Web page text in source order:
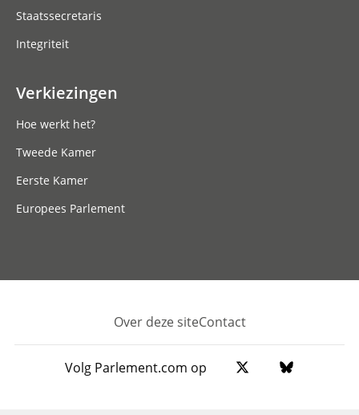
Staatssecretaris
Integriteit
Verkiezingen
Hoe werkt het?
Tweede Kamer
Eerste Kamer
Europees Parlement
Footer
Over deze siteContact
Volg Parlement.com op